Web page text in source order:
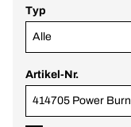
Typ
Alle
Artikel-Nr.
414705 Power